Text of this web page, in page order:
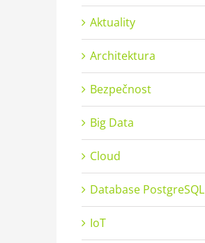
Aktuality
Architektura
Bezpečnost
Big Data
Cloud
Database PostgreSQL
IoT